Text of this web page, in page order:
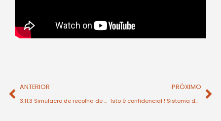
ANTERIOR
3.11.3 Simulacro de recolha de produto
PRÓXIMO
Isto é confidencial ! Sistema de Reporte Confidencial